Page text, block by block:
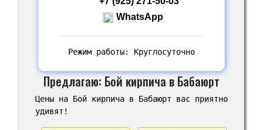
WhatsApp
Режим работы: Круглосуточно
Предлагаю: Бой кирпича в Бабаюрт
Цены на Бой кирпича в Бабаюрт вас приятно
удивят!